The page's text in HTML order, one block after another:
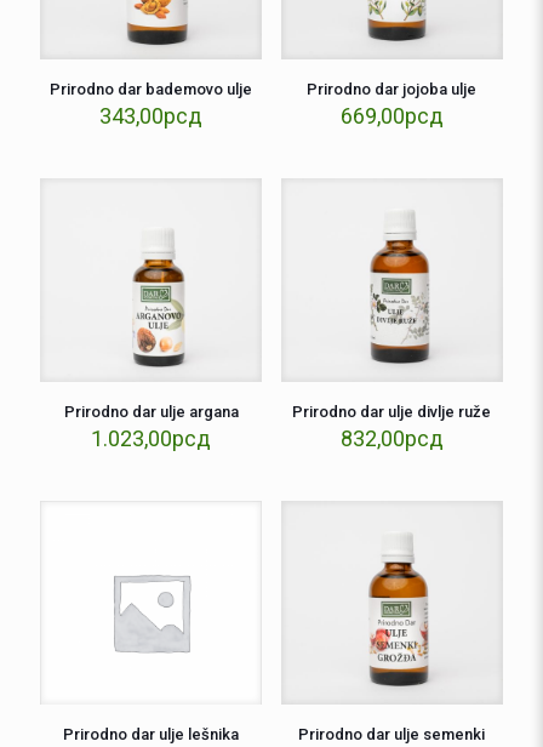
Prirodno dar bademovo ulje
343,00рсд
Prirodno dar jojoba ulje
669,00рсд
Prirodno dar ulje argana
1.023,00рсд
Prirodno dar ulje divlje ruže
832,00рсд
Prirodno dar ulje lešnika
Prirodno dar ulje semenki